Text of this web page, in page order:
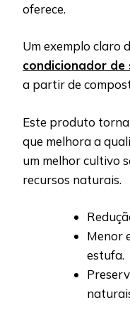
oferece.
Um exemplo claro
condicionador de
a partir de
Este produto
que melhora a
um melhor cultivo
recursos naturais.
Menor
estufa.